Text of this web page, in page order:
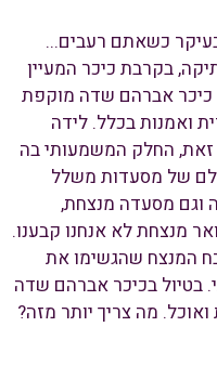
כשאתם רעבים...
בקרבת כיכר המעיין
כיכר אברהם שדה מוקפת
ואמנות בכלל. לידה
החלק המשמעותי בה
של מסעדות משלל
וגם מסעדה מנצחת,
מנצחת לא אנחנו קבענו.
המנצח שהגשימו את
בטיול בכיכר אברהם שדה
ואוכל. מה צריך יותר מזה?